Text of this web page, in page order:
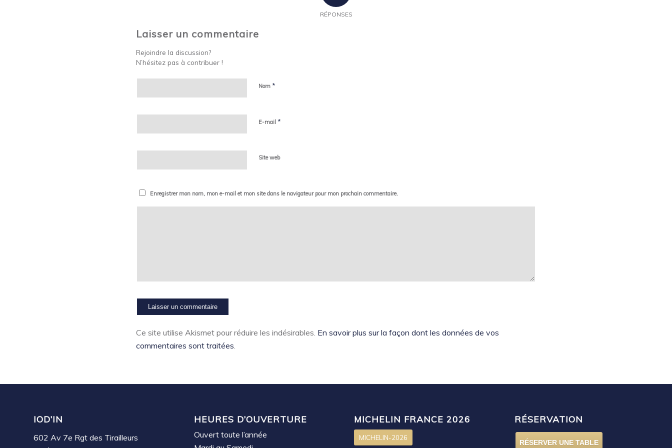
RÉPONSES
Laisser un commentaire
Rejoindre la discussion?
N’hésitez pas à contribuer !
Nom *
E-mail *
Site web
Enregistrer mon nom, mon e-mail et mon site dans le navigateur pour mon prochain commentaire.
Ce site utilise Akismet pour réduire les indésirables. En savoir plus sur la façon dont les données de vos
commentaires sont traitées.
IOD’IN
602 Av 7e Rgt des Tirailleurs
HEURES D’OUVERTURE
Ouvert toute l’année
MICHELIN FRANCE 2026
MICHELIN-2026
RÉSERVATION
RÉSERVER UNE TABLE